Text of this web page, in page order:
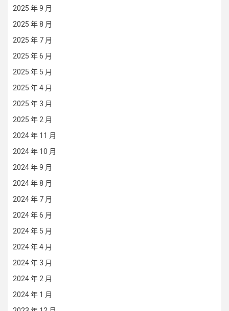
2025 年 9 月
2025 年 8 月
2025 年 7 月
2025 年 6 月
2025 年 5 月
2025 年 4 月
2025 年 3 月
2025 年 2 月
2024 年 11 月
2024 年 10 月
2024 年 9 月
2024 年 8 月
2024 年 7 月
2024 年 6 月
2024 年 5 月
2024 年 4 月
2024 年 3 月
2024 年 2 月
2024 年 1 月